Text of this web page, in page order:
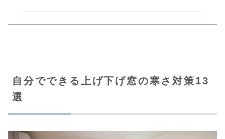
自分でできる上げ下げ窓の寒さ対策13
選